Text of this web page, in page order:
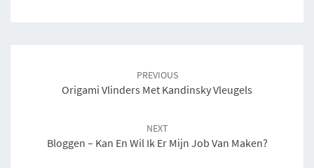
PREVIOUS
Origami Vlinders Met Kandinsky Vleugels
NEXT
Bloggen – Kan En Wil Ik Er Mijn Job Van Maken?